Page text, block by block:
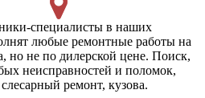
специалисты в наших
любые ремонтные работы на
но не по дилерской цене. Поиск,
неисправностей и поломок,
ремонт, кузова.